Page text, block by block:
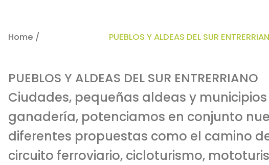
PUEBLOS Y ALDEAS DEL SUR ENTRERRIANO
Ciudades, pequeñas aldeas y
ganadería, potenciamos en conjunto
diferentes propuestas como el camino
circuito ferroviario, cicloturismo,
Home / PUEBLOS Y ALDEAS DEL SUR